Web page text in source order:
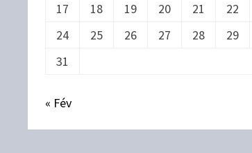
17
18 19 20 21 22
24
25 26 27 28 29
31
« Fév